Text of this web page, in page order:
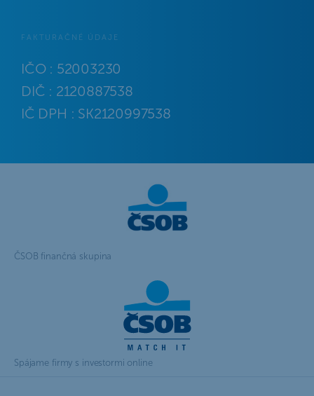
FAKTURAČNÉ ÚDAJE
IČO : 52003230
DIČ : 2120887538
IČ DPH : SK2120997538
ČSOB finančná skupina
Spájame firmy s investormi online